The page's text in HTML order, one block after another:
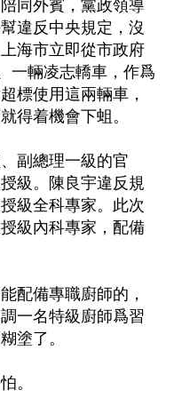
同外賓，黨政領導
違反中央規定，沒
海市立即從市政府
一輛凌志轎車，作爲
標使用這兩輛車，
得着機會下蛆。
副總理一級的官
級。陳良宇違反規
級全科專家。此次
級內科專家，配備
配備專職廚師的，
一名特級廚師爲習
塗了。
。